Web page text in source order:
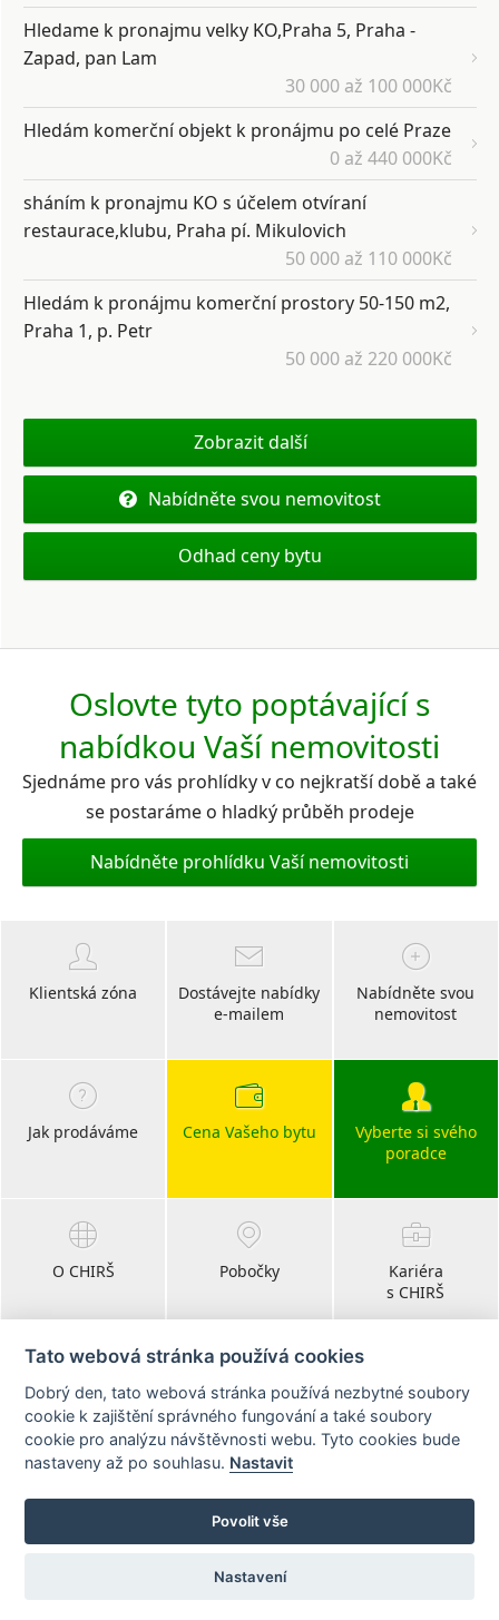
Hledame k pronajmu velky KO,Praha 5, Praha -
Zapad, pan Lam
30 000 až 100 000Kč
Hledám komerční objekt k pronájmu po celé Praze
0 až 440 000Kč
sháním k pronajmu KO s účelem otvíraní
restaurace,klubu, Praha pí. Mikulovich
50 000 až 110 000Kč
Hledám k pronájmu komerční prostory 50-150 m2,
Praha 1, p. Petr
50 000 až 220 000Kč
Zobrazit další
Nabídněte svou nemovitost
Odhad ceny bytu
Oslovte tyto poptávající s
nabídkou Vaší nemovitosti
Sjednáme pro vás prohlídky v co nejkratší době a také
se postaráme o hladký průběh prodeje
Nabídněte prohlídku Vaší nemovitosti
Klientská zóna
Dostávejte nabídky
e-mailem
Nabídněte svou
nemovitost
Jak prodáváme Cena Vašeho bytu
Vyberte si svého
poradce
O CHIRŠ Pobočky
Kariéra
s CHIRŠ
Blog
realitní články
Tato webová stránka používá cookies
Dobrý den, tato webová stránka používá nezbytné soubory
cookie k zajištění správného fungování a také soubory
cookie pro analýzu návštěvnosti webu. Tyto cookies bude
nastaveny až po souhlasu. Nastavit
Povolit vše
Nastavení